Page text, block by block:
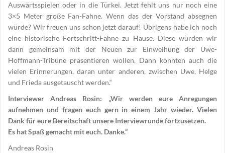
Auswärtsspielen oder in die Türkei. Jetzt fehlt uns nur noch eine
3×5 Meter große Fan-Fahne. Wenn das der Vorstand absegnen
würde? Wir freuen uns schon jetzt darauf! Übrigens habe ich noch
eine historische Fortschritt-Fahne zu Hause. Diese würden wir
dann gemeinsam mit der Neuen zur Einweihung der Uwe-
Hoffmann-Tribüne präsentieren wollen. Dann könnten auch die
vielen Erinnerungen, daran unter anderen, zwischen Uwe, Helge
und Frieda ausgetauscht werden.“
Interviewer Andreas Rosin: „Wir werden eure Anregungen
aufnehmen und fragen euch gern in einem Jahr wieder. Vielen
Dank für eure Bereitschaft unsere Interviewrunde fortzusetzen.
Es hat Spaß gemacht mit euch. Danke.“
Andreas Rosin